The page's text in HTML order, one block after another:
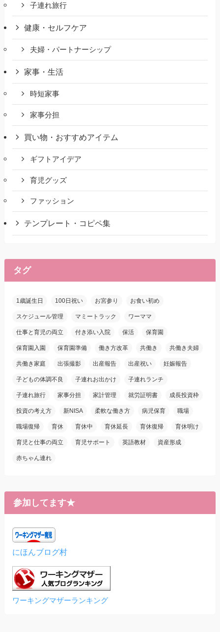
子連れ旅行
健康・セルフケア
夫婦・パートナーシップ
家事・生活
時短家事
家事分担
買い物・おすすめアイテム
ギフトアイデア
育児グッズ
ファッション
テンプレート・コピペ集
タグ
1歳誕生日 100日祝い お宮参り お食い初め
スケジュール管理 マミートラック ワーママ
仕事と育児の両立 付き添い入院 保活 保育園
保育園入園 保育園準備 働き方改革 共働き 共働き夫婦
共働き家庭 出張撮影 出産報告 出産祝い 妊娠報告
子どもの体調不良 子連れお出かけ 子連れランチ
子連れ旅行 家事分担 家計管理 就労証明書 成長投資枠
投資の考え方 新NISA 柔軟な働き方 病児保育 職場
職場復帰 育休 育休中 育休延長 育休復帰 育休明け
育児と仕事の両立 育児サポート 英語教材 資産形成
赤ちゃん連れ
参加してます★
にほんブログ村
ワーキングマザーランキング